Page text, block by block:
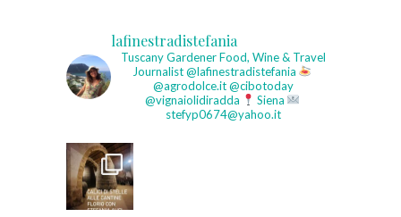
lafinestradistefania
Tuscany GardenerFood, Wine & Travel
Journalist@lafinestradistefania
@agrodolce.it @cibotoday
@vignaiolidiradda
Siena
stefyp0674@yahoo.it